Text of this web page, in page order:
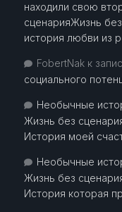
находили свою
сценарияЖизнь
история любви из
FobertNakк
социального
Необычные
Жизнь без
История моей
Необычные
Жизнь без
История которая